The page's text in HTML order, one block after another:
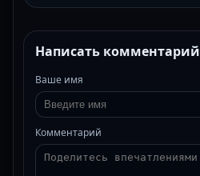
Написать комментарий
Ваше имя
Комментарий